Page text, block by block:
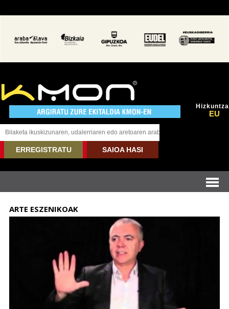
Hizkuntza
EU
ERREGISTRATU SAIOA HASI
ARTE ESZENIKOAK